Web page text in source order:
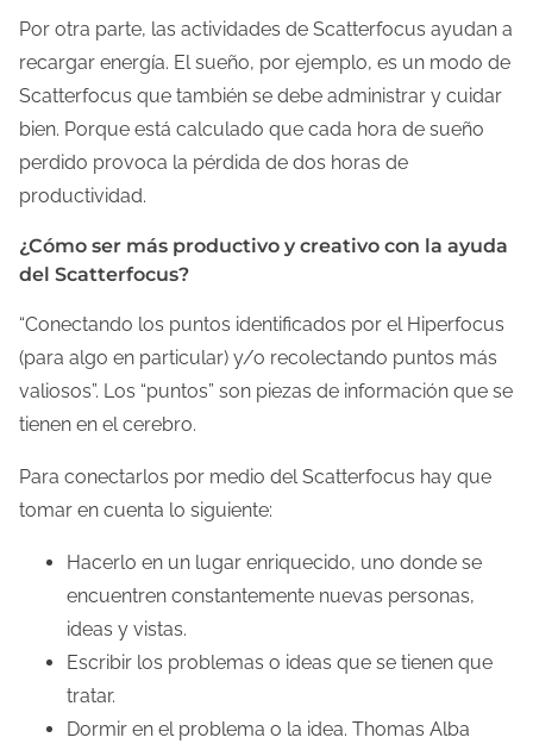
Por otra parte, las actividades de Scatterfocus ayudan a
recargar energía. El sueño, por ejemplo, es un modo de
Scatterfocus que también se debe administrar y cuidar
bien. Porque está calculado que cada hora de sueño
perdido provoca la pérdida de dos horas de
productividad.
¿Cómo ser más productivo y creativo con la ayuda
del Scatterfocus?
“Conectando los puntos identificados por el Hiperfocus
(para algo en particular) y/o recolectando puntos más
valiosos”. Los “puntos” son piezas de información que se
tienen en el cerebro.
Para conectarlos por medio del Scatterfocus hay que
tomar en cuenta lo siguiente:
Hacerlo en un lugar enriquecido, uno donde se
encuentren constantemente nuevas personas,
ideas y vistas.
Escribir los problemas o ideas que se tienen que
tratar.
Dormir en el problema o la idea. Thomas Alba